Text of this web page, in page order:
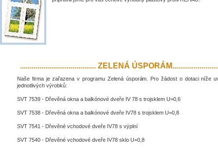
....................................... ZELENÁ
Naše firma je zařazena v programu Zelená úsporám. Pro žádost o dotaci níže
jednotlivých výrobků:
SVT 7539 - Dřevěná okna a balkónové dveře IV 78 s trojsklem U=0,6
SVT 7538 - Dřevěná okna a balkónové dveře IV78 s trojsklem U=0,8
SVT 7541 - Dřevěné vchodové dveře IV78 s výplní
SVT 7540 - Dřevěné vchodové dveře IV78 sklo U=0,8